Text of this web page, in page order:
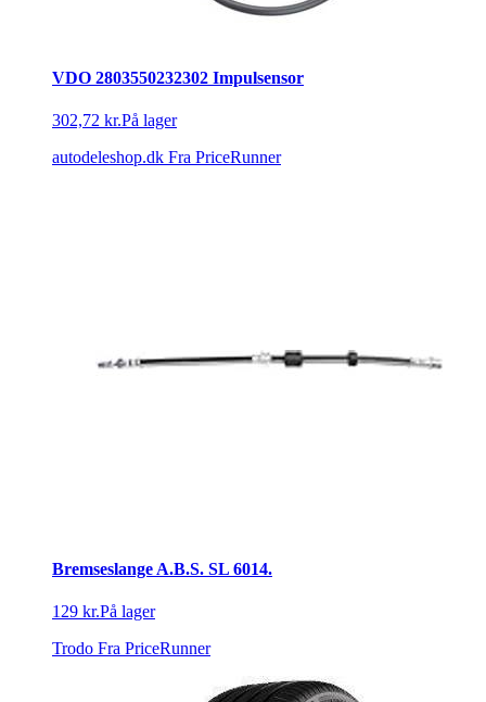
VDO 2803550232302 Impulsensor
302,72 kr.På lager
autodeleshop.dk Fra PriceRunner
Bremseslange A.B.S. SL 6014.
129 kr.På lager
Trodo Fra PriceRunner